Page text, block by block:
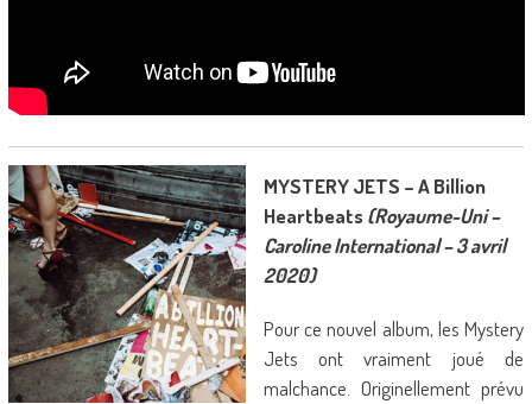
MYSTERY JETS – A Billion
Heartbeats(Royaume-Uni –
Caroline International – 3 avril
2020)
Pour ce nouvel album, les Mystery
Jets ont vraiment joué de
malchance. Originellement prévu